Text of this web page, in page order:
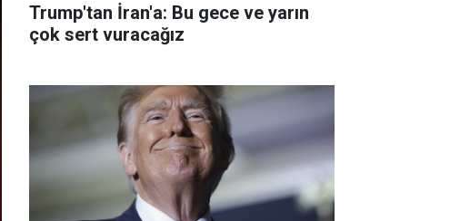
Trump'tan İran'a: Bu gece ve yarın
çok sert vuracağız